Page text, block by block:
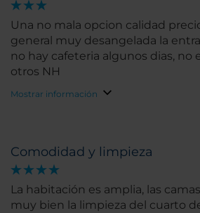
Comodidad y limpieza
La habitación es amplia, las
muy bien la limpieza del cuarto
Una no mala opcion calidad
general muy desangelada la
no hay cafeteria algunos dias, no
otros NH
Mostrar información